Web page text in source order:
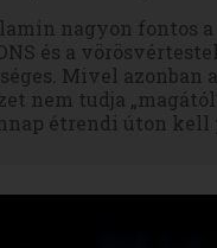
nagyon fontos
és a
Mivel azonban
nem tudja
étrendi úton kell